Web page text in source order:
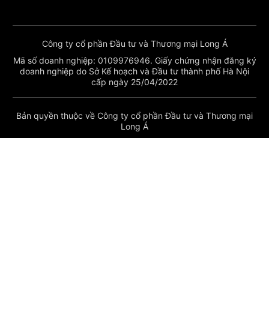
Công ty cổ phần Đầu tư và Thương mại Long Á
Mã số doanh nghiệp: 0109976946. Giấy chứng nhận đăng ký
doanh nghiệp do Sở Kế hoạch và Đầu tư thành phố Hà Nội
cấp ngày 25/04/2022
Bản quyền thuộc về Công ty cổ phần Đầu tư và Thương mại
Long Á